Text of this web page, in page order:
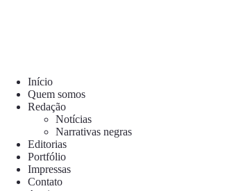
Início
Quem somos
Redação
Notícias
Narrativas negras
Editorias
Portfólio
Impressas
Contato